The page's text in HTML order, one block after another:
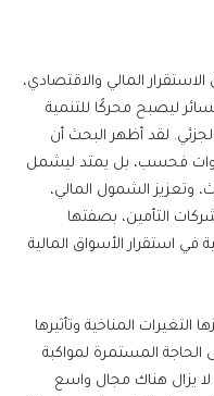
المالي والاقتصادي،
ليصبح محركًا للتنمية
لقد أظهر البحث أن
فحسب، بل يمتد ليشمل
وتعزيز الشمول المالي،
التأمين، بصفتها
استقرار الأسواق المالية
التغيرات المناخية وتأثيرها
الحاجة المستمرة لمواكبة
لا يزال هناك مجال واسع